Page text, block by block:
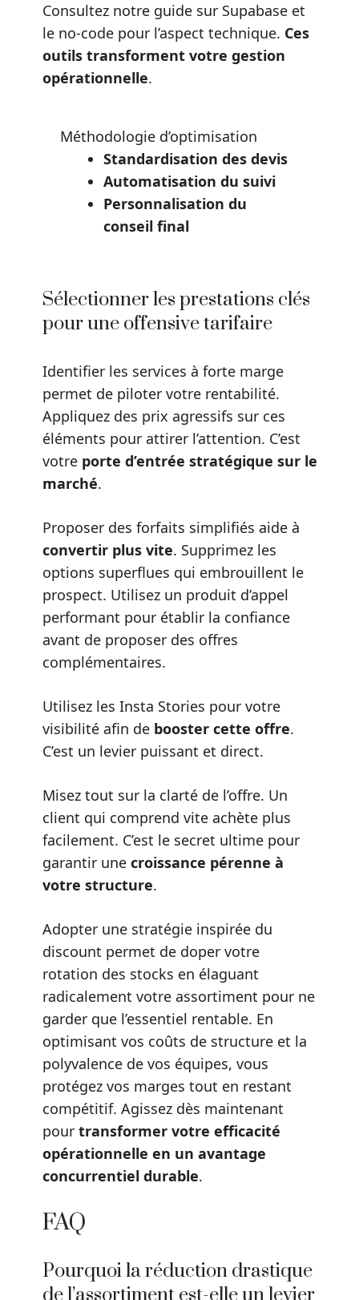
Consultez notre guide sur Supabase et
le no-codepour l’aspect technique. Ces
outils transforment votre gestion
opérationnelle.
Méthodologie d’optimisation
Standardisation des devis
Automatisation du suivi
Personnalisation du
conseil final
Sélectionner les prestations clés
pour une offensive tarifaire
Identifier les services à forte marge
permet de piloter votre rentabilité.
Appliquez des prix agressifs sur ces
éléments pour attirer l’attention. C’est
votre porte d’entrée stratégique sur le
marché.
Proposer des forfaits simplifiés aide à
convertir plus vite. Supprimez les
options superflues qui embrouillent le
prospect. Utilisez un produit d’appel
performant pour établir la confiance
avant de proposer des offres
complémentaires.
Utilisez les Insta Stories pour votre
visibilitéafin de booster cette offre.
C’est un levier puissant et direct.
Misez tout sur la clarté de l’offre. Un
client qui comprend vite achète plus
facilement. C’est le secret ultime pour
garantir une croissance pérenne à
votre structure.
Adopter une stratégie inspirée du
discount permet de doper votre
rotation des stocks en élaguant
radicalement votre assortiment pour ne
garder que l’essentiel rentable. En
optimisant vos coûts de structure et la
polyvalence de vos équipes, vous
protégez vos marges tout en restant
compétitif. Agissez dès maintenant
pour transformer votre efficacité
opérationnelle en un avantage
concurrentiel durable.
FAQ
Pourquoi la réduction drastique
de l’assortiment est-elle un levier